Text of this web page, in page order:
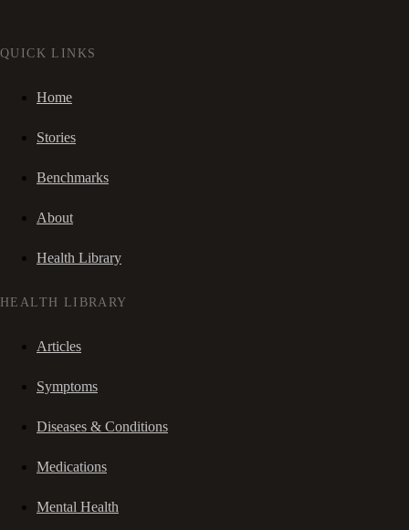
QUICK LINKS
Home
Stories
Benchmarks
About
Health Library
HEALTH LIBRARY
Articles
Symptoms
Diseases & Conditions
Medications
Mental Health